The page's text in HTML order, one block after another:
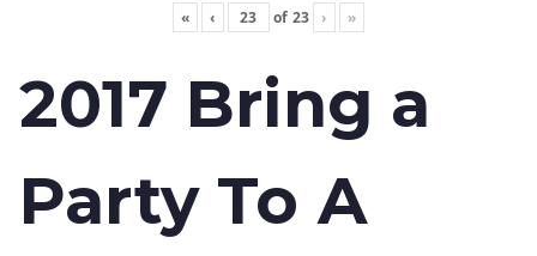
« ‹ of 23 › »
2017 Bring a
Party To A